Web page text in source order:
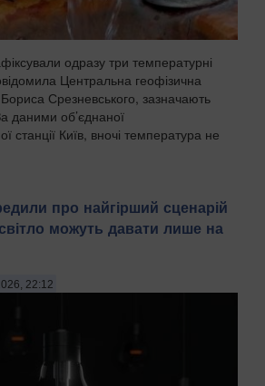
одразу три температурні
Центральна геофізична
Бориса Срезневського, зазначають
даними об’єднаної
станції Київ, вночі температура не
про найгірший сценарій
можуть давати лише на
22:12